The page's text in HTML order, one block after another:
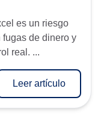
es un riesgo
de dinero y
real. ...
Leer artículo